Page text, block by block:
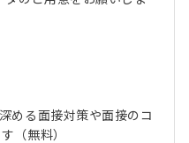
める面接対策や面接のコ
（無料）